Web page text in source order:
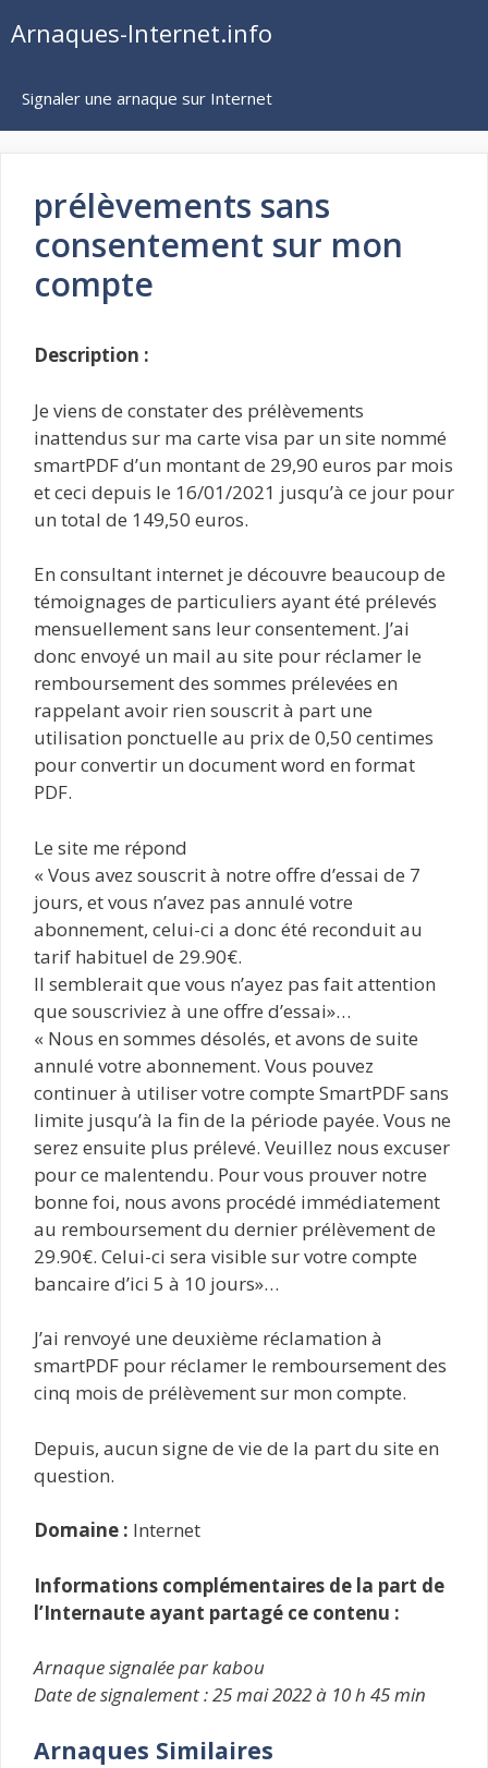
auArnaques-Internet.info
Signaler une arnaque sur Internet
prélèvements sans
consentement sur mon
compte
Description :
Je viens de constater des prélèvements
inattendus sur ma carte visa par un site nommé
smartPDF d’un montant de 29,90 euros par mois
et ceci depuis le 16/01/2021 jusqu’à ce jour pour
un total de 149,50 euros.
En consultant internet je découvre beaucoup de
témoignages de particuliers ayant été prélevés
mensuellement sans leur consentement. J’ai
donc envoyé un mail au site pour réclamer le
remboursement des sommes prélevées en
rappelant avoir rien souscrit à part une
utilisation ponctuelle au prix de 0,50 centimes
pour convertir un document word en format
PDF.
Le site me répond
« Vous avez souscrit à notre offre d’essai de 7
jours, et vous n’avez pas annulé votre
abonnement, celui-ci a donc été reconduit au
tarif habituel de 29.90€.
Il semblerait que vous n’ayez pas fait attention
que souscriviez à une offre d’essai»…
« Nous en sommes désolés, et avons de suite
annulé votre abonnement. Vous pouvez
continuer à utiliser votre compte SmartPDF sans
limite jusqu’à la fin de la période payée. Vous ne
serez ensuite plus prélevé. Veuillez nous excuser
pour ce malentendu. Pour vous prouver notre
bonne foi, nous avons procédé immédiatement
au remboursement du dernier prélèvement de
29.90€. Celui-ci sera visible sur votre compte
bancaire d’ici 5 à 10 jours»…
J’ai renvoyé une deuxième réclamation à
smartPDF pour réclamer le remboursement des
cinq mois de prélèvement sur mon compte.
Depuis, aucun signe de vie de la part du site en
question.
Domaine : Internet
Informations complémentaires de la part de
l’Internaute ayant partagé ce contenu :
Arnaque signalée par kabou
Date de signalement : 25 mai 2022 à 10 h 45 min
Arnaques Similaires